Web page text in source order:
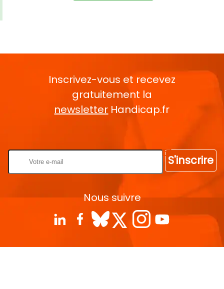
Inscrivez-vous et recevez
gratuitement la
newsletter Handicap.fr
S'inscrire
Nous suivre